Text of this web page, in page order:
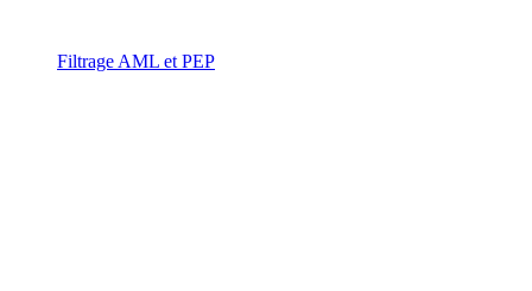
Filtrage AML et PEP